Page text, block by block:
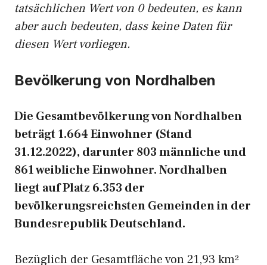
tatsächlichen Wert von 0 bedeuten, es kann
aber auch bedeuten, dass keine Daten für
diesen Wert vorliegen.
Bevölkerung von Nordhalben
Die Gesamtbevölkerung von Nordhalben
beträgt 1.664 Einwohner (Stand
31.12.2022), darunter 803 männliche und
861 weibliche Einwohner. Nordhalben
liegt auf Platz 6.353 der
bevölkerungsreichsten Gemeinden in der
Bundesrepublik Deutschland.
Bezüglich der Gesamtfläche von 21,93 km²